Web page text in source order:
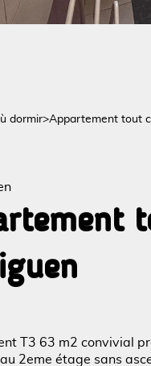
dormir>Appartement tout
T3 63 m2 convivial
2eme étage sans